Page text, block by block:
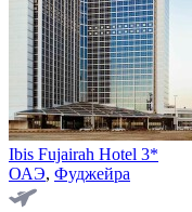
Ibis Fujairah Hotel 3*
ОАЭ, Фуджейра